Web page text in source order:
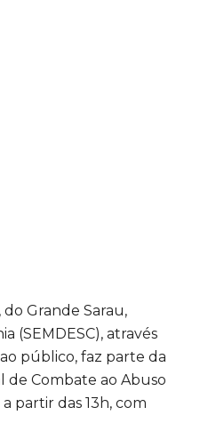
Grande Sarau,
(SEMDESC), através
público, faz parte da
de Combate ao Abuso
partir das 13h, com